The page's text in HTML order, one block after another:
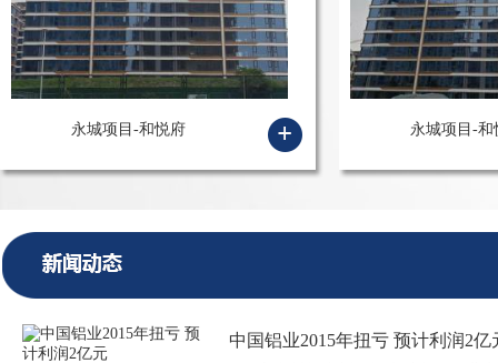
永城项目-和悦府 永城项目-和
中国铝业2015年扭亏 预计利润2亿